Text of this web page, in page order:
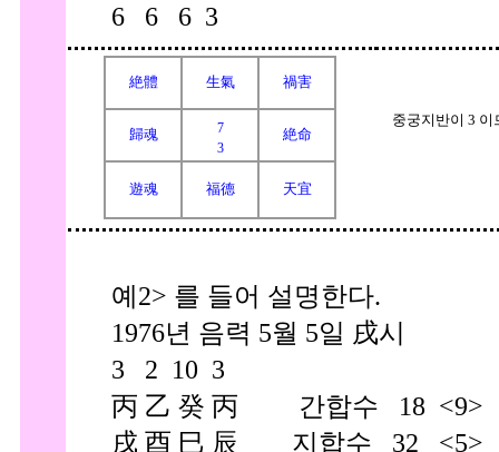
6 6 6 3
絶體 生氣 禍害
歸魂
7
3
絶命
遊魂 福德 天宜
중궁지반이 3
예2> 를 들어 설명한다.
1976년 음력 5월 5일 戌시
3 2 10 3
丙 乙 癸 丙 간합수 18 <9>
戌 酉 巳 辰 지합수 32 <5>